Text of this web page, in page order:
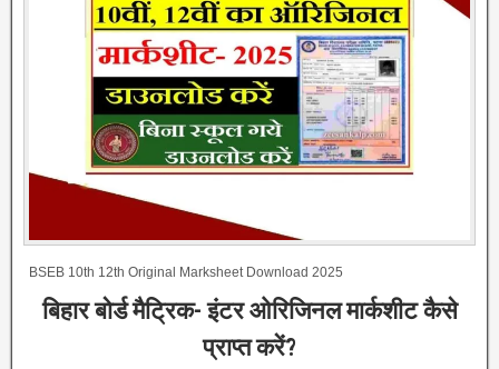
BSEB 10th 12th Original Marksheet Download 2025
बिहार बोर्ड मैट्रिक- इंटर ओरिजिनल मार्कशीट कैसे
प्राप्त करें?